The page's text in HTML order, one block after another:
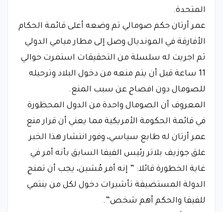
المتحدة.
عمر أرتان حكم صومالي تم وضعه أعلى قائمة الحكام
الأفارقة في المونديال وصل إلى مطار ميامي الدولي
ثم اجريت له سلسلة من التحقيقات استمرت حوالي
11 ساعة قبل أن يتم منعه من دخول البلاد وترحيله
للصومال دون افصاح عن سبب المنع.
المعروف أن الصومال واحدة من الدول المحظورة
في قائمة الحكومة الأمريكية مما يعني أن قرار منع
عمر أرتان له طابع سياسي، وفور انتشار هذا الخبر
علق جوزيف بلاتر رئيس الفيفا السابق بأنه أمر في
غاية الخطورة قائلا: ” إنه أمر مُشين، يجب أن تمنح
الدولة المستضيفة تأشيرات دخول لكل من ينتمي
للفيفا والحكم أهم شخص”.